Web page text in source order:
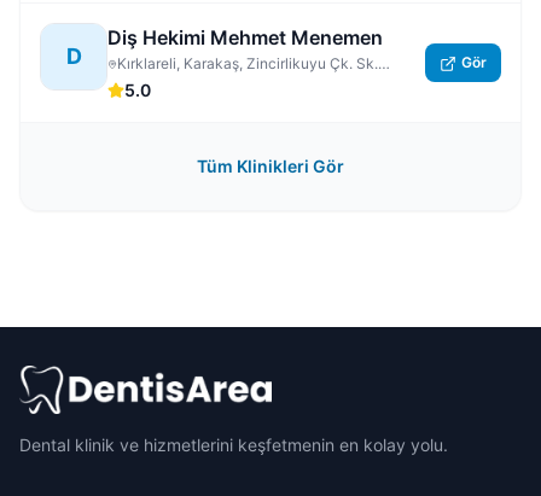
D
Diş Hekimi Mehmet Menemen
Kırklareli, Karakaş, Zincirlikuyu Çk. Sk.
No:3/5, Kırklareli Merkez
5.0
Gör
Tüm Klinikleri Gör
Dental klinik ve hizmetlerini keşfetmenin en kolay yolu.